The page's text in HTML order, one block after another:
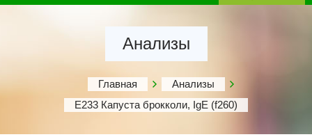
Анализы
Главная
Анализы
Е233 Капуста брокколи, IgE (f260)